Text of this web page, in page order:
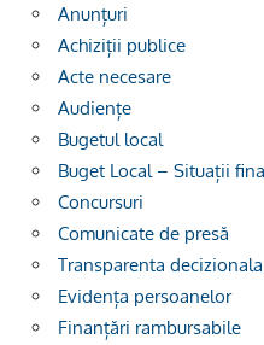
Anunțuri
Achiziții publice
Acte necesare
Audiențe
Bugetul local
Buget Local – Situații
Concursuri
Comunicate de presă
Transparenta decizionala
Evidența persoanelor
Finanțări rambursabile